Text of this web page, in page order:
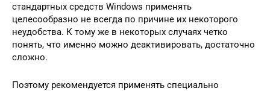
стандартных средств Windows применять
целесообразно не всегда по причине их некоторого
неудобства. К тому же в некоторых случаях четко
понять, что именно можно деактивировать, достаточно
сложно.
Поэтому рекомендуется применять специально